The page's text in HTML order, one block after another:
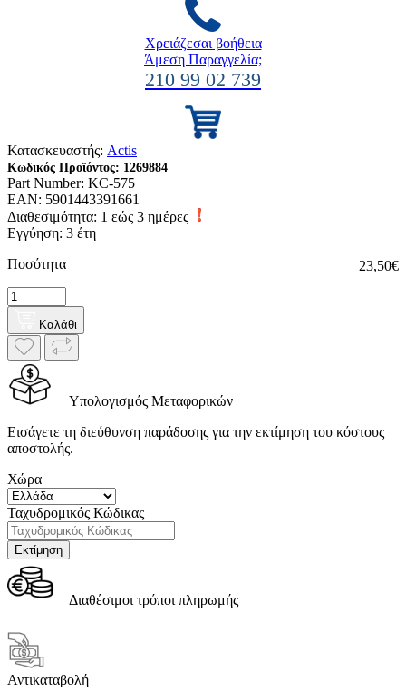
Χρειάζεσαι βοήθεια
Άμεση Παραγγελία;
210 99 02 739
Κατασκευαστής: Actis
Κωδικός Προϊόντος: 1269884
Part Number: KC-575
EAN: 5901443391661
Διαθεσιμότητα: 1 εώς 3 ημέρες
Εγγύηση: 3 έτη
23,50€
Ποσότητα
Καλάθι
Υπολογισμός Μεταφορικών
Εισάγετε τη διεύθυνση παράδοσης για την εκτίμηση του κόστους
αποστολής.
Χώρα
Ταχυδρομικός Κώδικας
Διαθέσιμοι τρόποι πληρωμής
Αντικαταβολή